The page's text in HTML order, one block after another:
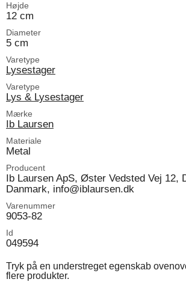
Højde
12 cm
Diameter
5 cm
Varetype
Lysestager
Varetype
Lys & Lysestager
Mærke
Ib Laursen
Materiale
Metal
Producent
Ib Laursen ApS, Øster Vedsted Vej 12,
Danmark, info@iblaursen.dk
Varenummer
9053-82
Id
049594
Tryk på en understreget egenskab
flere produkter.